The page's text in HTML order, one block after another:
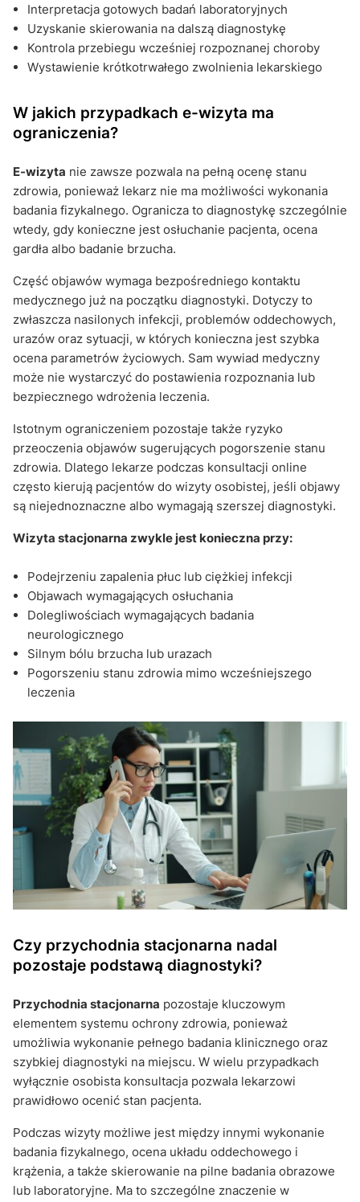
Interpretacja gotowych badań laboratoryjnych
Uzyskanie skierowania na dalszą diagnostykę
Kontrola przebiegu wcześniej rozpoznanej choroby
Wystawienie krótkotrwałego zwolnienia lekarskiego
W jakich przypadkach e-wizyta ma
ograniczenia?
E-wizyta nie zawsze pozwala na pełną ocenę stanu
zdrowia, ponieważ lekarz nie ma możliwości wykonania
badania fizykalnego. Ogranicza to diagnostykę szczególnie
wtedy, gdy konieczne jest osłuchanie pacjenta, ocena
gardła albo badanie brzucha.
Część objawów wymaga bezpośredniego kontaktu
medycznego już na początku diagnostyki. Dotyczy to
zwłaszcza nasilonych infekcji, problemów oddechowych,
urazów oraz sytuacji, w których konieczna jest szybka
ocena parametrów życiowych. Sam wywiad medyczny
może nie wystarczyć do postawienia rozpoznania lub
bezpiecznego wdrożenia leczenia.
Istotnym ograniczeniem pozostaje także ryzyko
przeoczenia objawów sugerujących pogorszenie stanu
zdrowia. Dlatego lekarze podczas konsultacji online
często kierują pacjentów do wizyty osobistej, jeśli objawy
są niejednoznaczne albo wymagają szerszej diagnostyki.
Wizyta stacjonarna zwykle jest konieczna przy:
Podejrzeniu zapalenia płuc lub ciężkiej infekcji
Objawach wymagających osłuchania
Dolegliwościach wymagających badania
neurologicznego
Silnym bólu brzucha lub urazach
Pogorszeniu stanu zdrowia mimo wcześniejszego
leczenia
Czy przychodnia stacjonarna nadal
pozostaje podstawą diagnostyki?
Przychodnia stacjonarna pozostaje kluczowym
elementem systemu ochrony zdrowia, ponieważ
umożliwia wykonanie pełnego badania klinicznego oraz
szybkiej diagnostyki na miejscu. W wielu przypadkach
wyłącznie osobista konsultacja pozwala lekarzowi
prawidłowo ocenić stan pacjenta.
Podczas wizyty możliwe jest między innymi wykonanie
badania fizykalnego, ocena układu oddechowego i
krążenia, a także skierowanie na pilne badania obrazowe
lub laboratoryjne. Ma to szczególne znaczenie w